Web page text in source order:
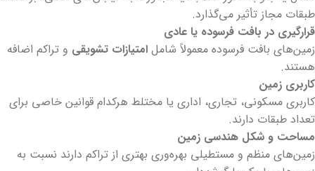
طبقات مجاز تأثیر می‌گذارد.
قرارگیری در بافت فرسوده یا عادی
زمین‌های بافت فرسوده معمولاً شامل امتیازات تشویقی و تراکم اضافه
هستند.
کاربری زمین
کاربری مسکونی، تجاری، اداری یا مختلط هرکدام قوانین خاصی برای
تعداد طبقات دارند.
مساحت و شکل هندسی زمین
زمین‌های منظم و مستطیلی بهره‌وری بهتری از تراکم دارند نسبت به